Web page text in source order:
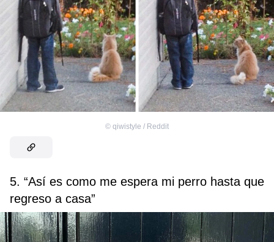
© qiwistyle / Reddit
5. “Así es como me espera mi perro hasta que
regreso a casa”